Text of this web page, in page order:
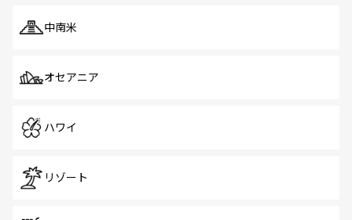
中南米
オセアニア
ハワイ
リゾート